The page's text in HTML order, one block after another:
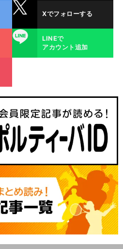
Xでフォローする
LINE
LINEで
アカウント追加